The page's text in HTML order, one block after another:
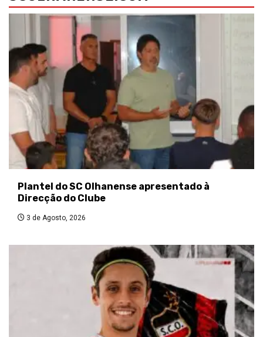
Plantel do SC Olhanense apresentado à
Direcção do Clube
3 de Agosto, 2026